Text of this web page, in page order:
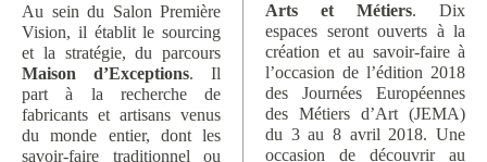
Au sein du Salon Première
Vision, il établit le sourcing
et la stratégie, du parcours
Maison d’Exceptions. Il
part à la recherche de
fabricants et artisans venus
du monde entier, dont les
savoir-faire traditionnel ou
Arts et Métiers. Dix
espaces seront ouverts à la
création et au savoir-faire à
l’occasion de l’édition 2018
des Journées Européennes
des Métiers d’Art (JEMA)
du 3 au 8 avril 2018. Une
occasion de découvrir au